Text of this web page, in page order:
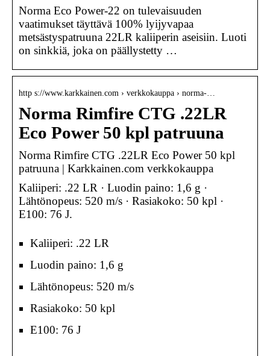
Norma Eco Power-22 on tulevaisuuden
vaatimukset täyttävä 100% lyijyvapaa
metsästyspatruuna 22LR kaliiperin aseisiin. Luoti
on sinkkiä, joka on päällystetty …
http s://www.karkkainen.com › verkkokauppa › norma-…
Norma Rimfire CTG .22LR
Eco Power 50 kpl patruuna
Norma Rimfire CTG .22LR Eco Power 50 kpl
patruuna | Karkkainen.com verkkokauppa
Kaliiperi: .22 LR · Luodin paino: 1,6 g ·
Lähtönopeus: 520 m/s · Rasiakoko: 50 kpl ·
E100: 76 J.
Kaliiperi: .22 LR
Luodin paino: 1,6 g
Lähtönopeus: 520 m/s
Rasiakoko: 50 kpl
E100: 76 J